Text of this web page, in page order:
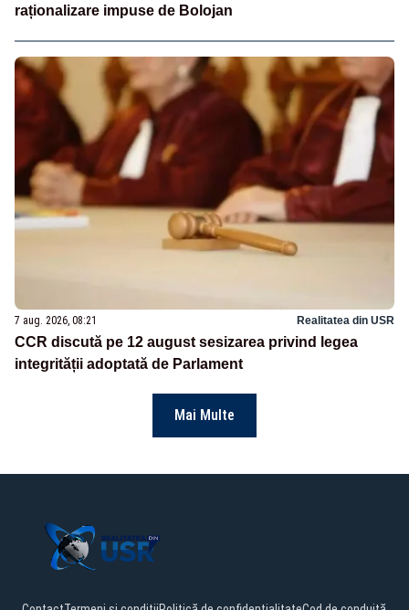
raționalizare impuse de Bolojan
7 aug. 2026, 08:21 Realitatea din USR
CCR discută pe 12 august sesizarea privind legea
integrității adoptată de Parlament
Mai Multe